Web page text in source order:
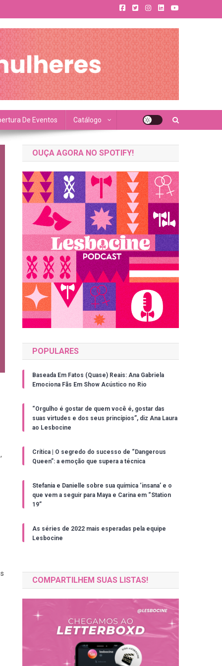
De Eventos Catálogo
OUÇA AGORA NO SPOTIFY!
POPULARES
Baseada Em Fatos (Quase) Reais: Ana Gabriela
Emociona Fãs Em Show Acústico no Rio
“Orgulho é gostar de quem você é, gostar das
suas virtudes e dos seus princípios”, diz Ana Laura
ao Lesbocine
Crítica | O segredo do sucesso de “Dangerous
Queen”: a emoção que supera a técnica
Stefania e Danielle sobre sua química ‘insana’ e o
que vem a seguir para Maya e Carina em “Station
19”
As séries de 2022 mais esperadas pela equipe
Lesbocine
COMPARTILHEM SUAS LISTAS!